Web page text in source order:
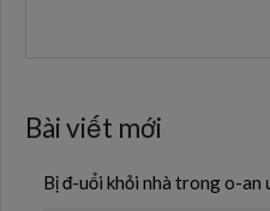
Bài viết mới
Bị đ-uổi khỏi nhà trong o-